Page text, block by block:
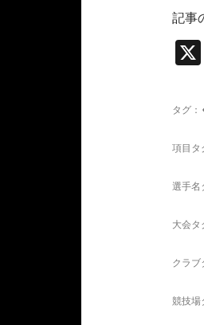
記事
タグ：
項目タ
選手名
大会タ
クラブ
競技場